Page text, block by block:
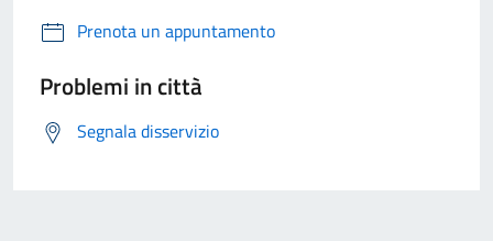
Prenota un appuntamento
Problemi in città
Segnala disservizio